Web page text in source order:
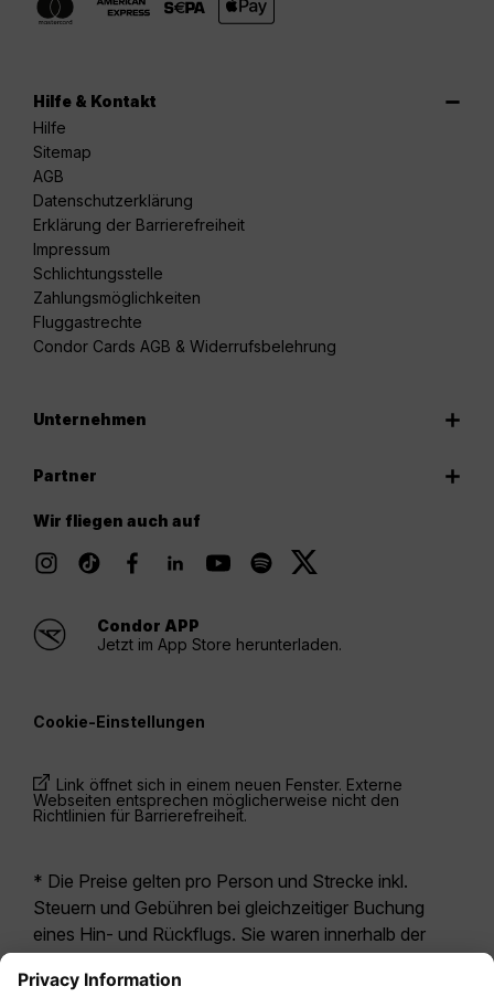
Hilfe & Kontakt
Hilfe
Sitemap
AGB
Datenschutzerklärung
Erklärung der Barrierefreiheit
Impressum
Schlichtungsstelle
Zahlungsmöglichkeiten
Fluggastrechte
Condor Cards AGB & Widerrufsbelehrung
Unternehmen
Partner
Wir fliegen auch auf
Condor APP
Jetzt im App Store herunterladen.
Cookie-Einstellungen
Link öffnet sich in einem neuen Fenster. Externe
Webseiten entsprechen möglicherweise nicht den
Richtlinien für Barrierefreiheit.
* Die Preise gelten pro Person und Strecke inkl.
Steuern und Gebühren bei gleichzeitiger Buchung
eines Hin- und Rückflugs. Sie waren innerhalb der
letzten 24 Stunden verfügbar und sind
möglicherweise nicht mehr aktuell. Bei den für die